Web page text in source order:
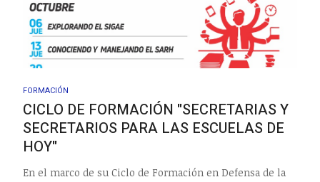
FORMACIÓN
CICLO DE FORMACIÓN "SECRETARIAS Y
SECRETARIOS PARA LAS ESCUELAS DE
HOY"
En el marco de su Ciclo de Formación en Defensa de la